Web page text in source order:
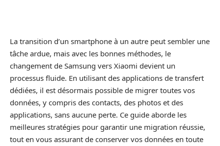
La transition d’un smartphone à un autre peut sembler une
tâche ardue, mais avec les bonnes méthodes, le
changement de Samsung vers Xiaomi devient un
processus fluide. En utilisant des applications de transfert
dédiées, il est désormais possible de migrer toutes vos
données, y compris des contacts, des photos et des
applications, sans aucune perte. Ce guide aborde les
meilleures stratégies pour garantir une migration réussie,
tout en vous assurant de conserver vos données en toute